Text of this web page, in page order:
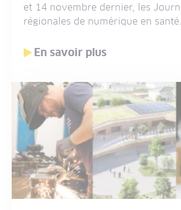
et 14 novembre dernier, les
régionales de numérique en santé.
En savoir plus